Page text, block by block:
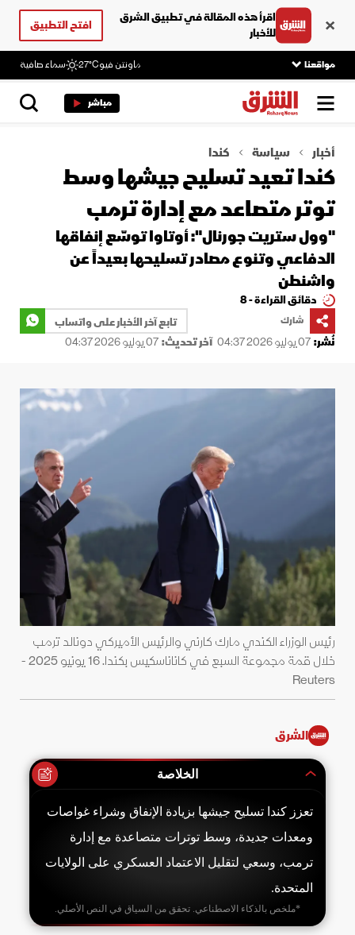
اقرأ هذه المقالة في تطبيق الشرق
للأخبار
افتح التطبيق
مواقعنا ماونتن فيو27°C سماء صافية
مباشر
أخبار سياسة كندا
كندا تعيد تسليح جيشها وسط
توتر متصاعد مع إدارة ترمب
"وول ستريت جورنال": أوتاوا توسّع إنفاقها
الدفاعي وتنوع مصادر تسليحها بعيداً عن
واشنطن
دقائق القراءة - 8
شارك
تابع آخر الأخبار على واتساب
نُشر:07 يوليو 2026 04:37 آخر تحديث:07 يوليو 2026 04:37
رئيس الوزراء الكندي مارك كارني والرئيس الأميركي دونالد ترمب
خلال قمة مجموعة السبع في كاناناسكيس بكندا. 16 يونيو 2025 -
Reuters
الشرق
الخلاصة
تعزز كندا تسليح جيشها بزيادة الإنفاق وشراء غواصات
ومعدات جديدة، وسط توترات متصاعدة مع إدارة
ترمب، وسعي لتقليل الاعتماد العسكري على الولايات
المتحدة.
*ملخص بالذكاء الاصطناعي. تحقق من السياق في النص الأصلي.